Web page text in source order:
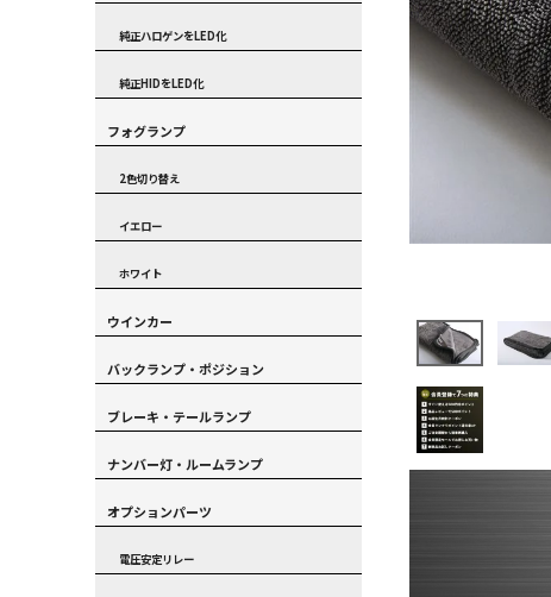
純正ハロゲンをLED化
純正HIDをLED化
フォグランプ
2色切り替え
イエロー
ホワイト
ウインカー
バックランプ・ポジション
ブレーキ・テールランプ
ナンバー灯・ルームランプ
オプションパーツ
電圧安定リレー